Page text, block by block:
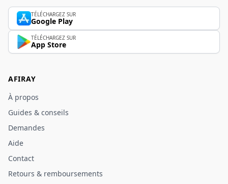
TÉLÉCHARGEZ SUR
Google Play
TÉLÉCHARGEZ SUR
App Store
AFIRAY
À propos
Guides & conseils
Demandes
Aide
Contact
Retours & remboursements